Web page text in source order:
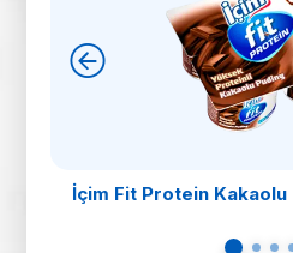
İçim Fit Protein Kakaolu